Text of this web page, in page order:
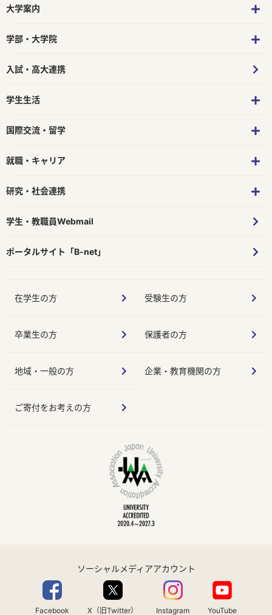
大学案内
学部・大学院
入試・高大連携
学生生活
国際交流・留学
就職・キャリア
研究・社会連携
学生・教職員Webmail
ポータルサイト「B-net」
在学生の方 受験生の方
卒業生の方 保護者の方
地域・一般の方 企業・教育機関の方
ご寄付をお考えの方
ソーシャルメディアアカウント
Facebook X（旧Twitter） Instagram YouTube